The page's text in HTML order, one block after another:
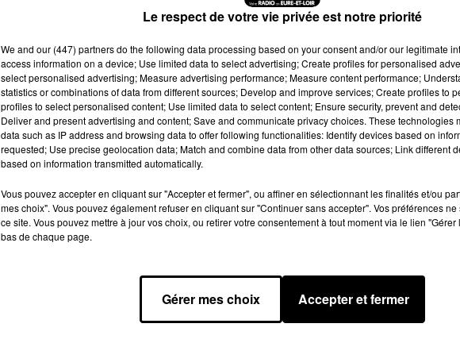
Le respect de votre vie privée est notre priorité
We and our (447) partnersdo the following data processing based on your consent and/or our legitimate
access information on a device; Use limited data to select advertising; Create profiles for personalised
select personalised advertising; Measure advertising performance; Measure content performance;
statistics or combinations of data from different sources; Develop and improve services; Create profiles to
profiles to select personalised content; Use limited data to select content; Ensure security, prevent and
Deliver and present advertising and content; Save and communicate privacy choices. These technologies
data such as IP address and browsing data to offer following functionalities: Identify devices based on
requested; Use precise geolocation data; Match and combine data from other data sources; Link different
based on information transmitted automatically.
Vous pouvez accepter en cliquant sur "Accepter et fermer", ou affiner en sélectionnant les finalités et/ou
mes choix". Vous pouvez également refuser en cliquant sur "Continuer sans accepter". Vos préférences
ce site. Vous pouvez mettre à jour vos choix, ou retirer votre consentement à tout moment via le lien
bas de chaque page.
Gérer mes choix Accepter et fermer